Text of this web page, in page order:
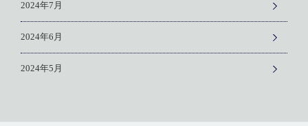
2024年7月
2024年6月
2024年5月